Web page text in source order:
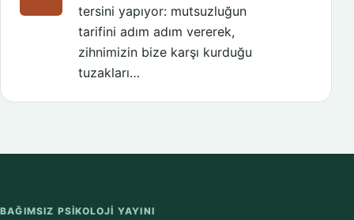
tersini yapıyor: mutsuzluğun
tarifini adım adım vererek,
zihnimizin bize karşı kurduğu
tuzakları…
BAĞIMSIZ PSIKOLOJI YAYINI